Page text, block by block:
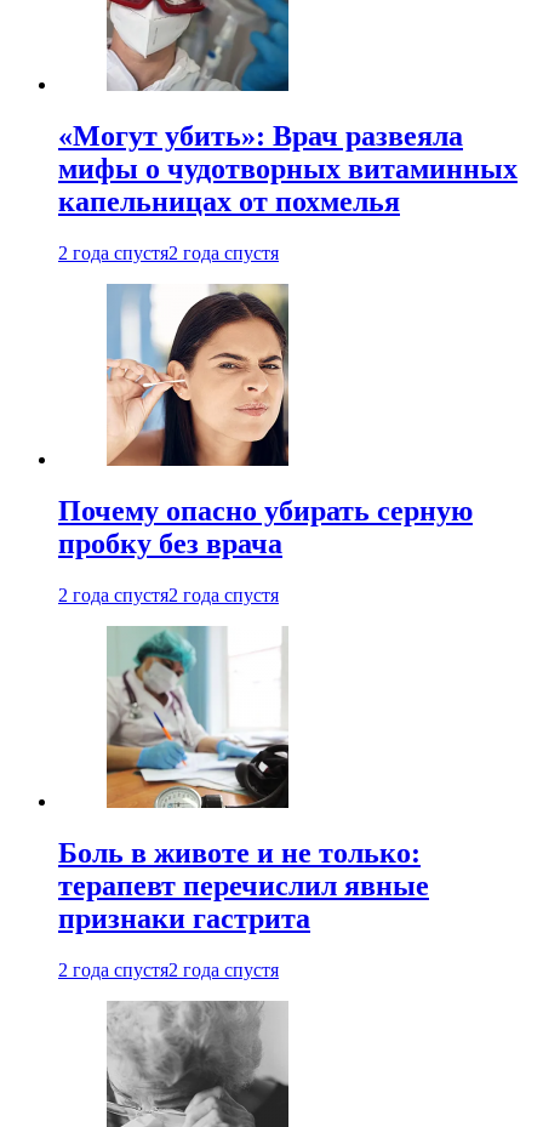
«Могут убить»: Врач развеяла
мифы о чудотворных витаминных
капельницах от похмелья
2 года спустя2 года спустя
Почему опасно убирать серную
пробку без врача
2 года спустя2 года спустя
Боль в животе и не только:
терапевт перечислил явные
признаки гастрита
2 года спустя2 года спустя